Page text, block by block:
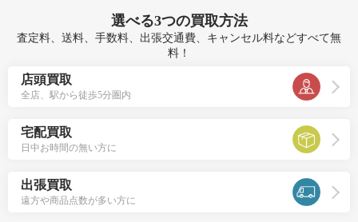
選べる3つの買取方法
査定料、送料、手数料、出張交通費、キャンセル料などすべて無
料！
店頭買取
全店、駅から徒歩5分圏内
宅配買取
日中お時間の無い方に
出張買取
遠方や商品点数が多い方に